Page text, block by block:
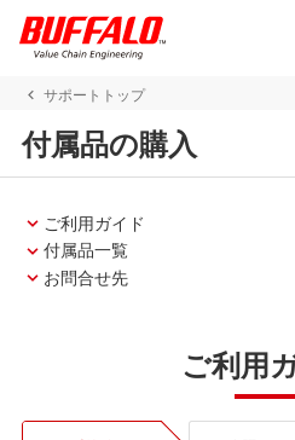
サポートトップ
付属品の購入
ご利用ガイド
付属品一覧
お問合せ先
ご利用